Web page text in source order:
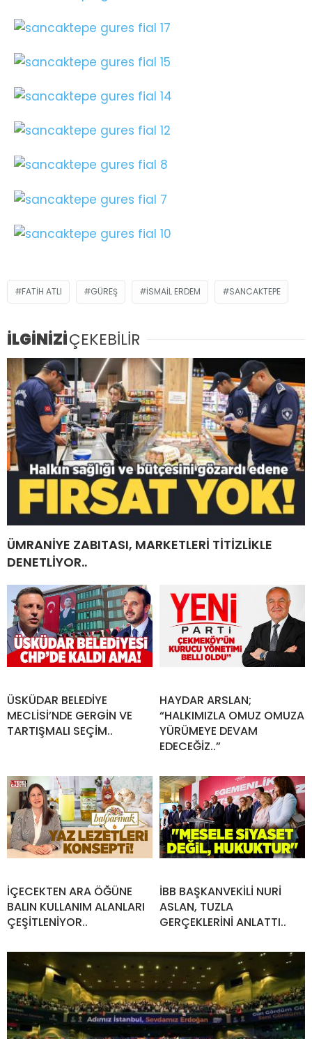
FATIH ATLI GÜREŞ İSMAIL ERDEM SANCAKTEPE
İLGİNİZİÇEKEBİLİR
ÜMRANİYE ZABITASI, MARKETLERİ TİTİZLİKLE
DENETLİYOR..
ÜSKÜDAR BELEDİYE
MECLİSİ’NDE GERGİN VE
TARTIŞMALI SEÇİM..
HAYDAR ARSLAN;
“HALKIMIZLA OMUZ OMUZA
YÜRÜMEYE DEVAM
EDECEĞİZ..”
İÇECEKTEN ARA ÖĞÜNE
BALIN KULLANIM ALANLARI
ÇEŞİTLENİYOR..
İBB BAŞKANVEKİLİ NURİ
ASLAN, TUZLA
GERÇEKLERİNİ ANLATTI..